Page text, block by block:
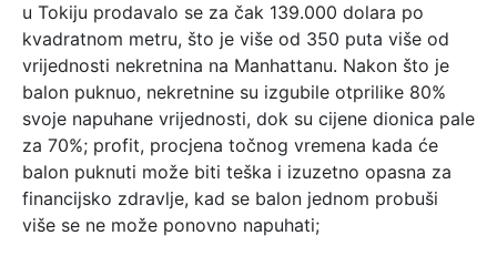
u Tokiju prodavalo se za čak 139.000 dolara po
kvadratnom metru, što je više od 350 puta više od
vrijednosti nekretnina na Manhattanu. Nakon što je
balon puknuo, nekretnine su izgubile otprilike 80%
svoje napuhane vrijednosti, dok su cijene dionica pale
za 70%; profit, procjena točnog vremena kada će
balon puknuti može biti teška i izuzetno opasna za
financijsko zdravlje, kad se balon jednom probuši
više se ne može ponovno napuhati;